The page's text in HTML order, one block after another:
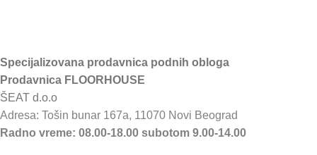
Specijalizovana prodavnica podnih obloga
Prodavnica FLOORHOUSE
ŠEAT d.o.o
Adresa: Tošin bunar 167a, 11070 Novi Beograd
Radno vreme: 08.00-18.00 subotom 9.00-14.00